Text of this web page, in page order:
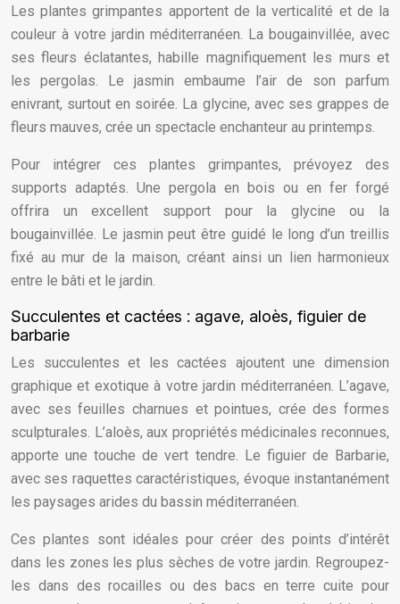
Les plantes grimpantes apportent de la verticalité et de la
couleur à votre jardin méditerranéen. La bougainvillée, avec
ses fleurs éclatantes, habille magnifiquement les murs et
les pergolas. Le jasmin embaume l’air de son parfum
enivrant, surtout en soirée. La glycine, avec ses grappes de
fleurs mauves, crée un spectacle enchanteur au printemps.
Pour intégrer ces plantes grimpantes, prévoyez des
supports adaptés. Une pergola en bois ou en fer forgé
offrira un excellent support pour la glycine ou la
bougainvillée. Le jasmin peut être guidé le long d’un treillis
fixé au mur de la maison, créant ainsi un lien harmonieux
entre le bâti et le jardin.
Succulentes et cactées : agave, aloès, figuier de
barbarie
Les succulentes et les cactées ajoutent une dimension
graphique et exotique à votre jardin méditerranéen. L’agave,
avec ses feuilles charnues et pointues, crée des formes
sculpturales. L’aloès, aux propriétés médicinales reconnues,
apporte une touche de vert tendre. Le figuier de Barbarie,
avec ses raquettes caractéristiques, évoque instantanément
les paysages arides du bassin méditerranéen.
Ces plantes sont idéales pour créer des points d’intérêt
dans les zones les plus sèches de votre jardin. Regroupez-
les dans des rocailles ou des bacs en terre cuite pour